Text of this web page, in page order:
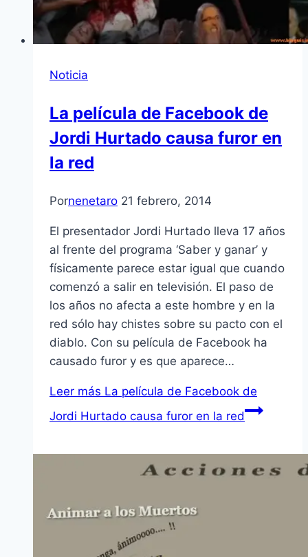
Noticia
La película de Facebook de
Jordi Hurtado causa furor en
la red
Pornenetaro 21 febrero, 2014
El presentador Jordi Hurtado lleva 17 años
al frente del programa ‘Saber y ganar’ y
físicamente parece estar igual que cuando
comenzó a salir en televisión. El paso de
los años no afecta a este hombre y en la
red sólo hay chistes sobre su pacto con el
diablo. Con su película de Facebook ha
causado furor y es que aparece…
Leer más La película de Facebook de
Jordi Hurtado causa furor en la red